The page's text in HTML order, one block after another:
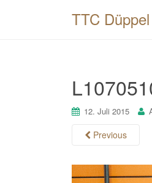
TTC
12. Juli 2015
Previous